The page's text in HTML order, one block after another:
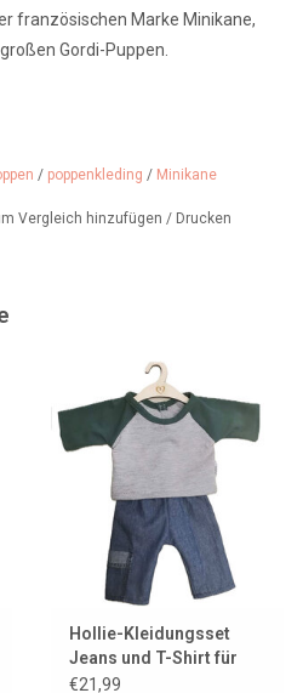
französischen Marke Minikane,
Gordi-Puppen.
Féline
möglicherweise etwas
/ poppenkleding / Minikane
Vergleich hinzufügen / Drucken
Hollie-Kleidungsset
Jeans und T-Shirt für
Gordi-Puppen
€21,99